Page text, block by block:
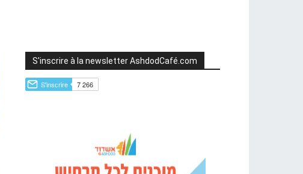
S'inscrire à la newsletter AshdodCafé.com